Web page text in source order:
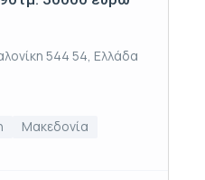
544 54, Ελλάδα
Μακεδονία